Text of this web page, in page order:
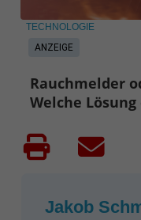
ANZEIGE
TECHNOLOGIE
Rauchmelder
Welche
Jakob